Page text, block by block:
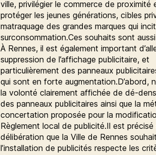
ville, privilégier le commerce de proximité
protéger les jeunes générations, cibles
matraquage des grandes marques qui
surconsommation.Ces souhaits sont
À Rennes, il est également important
suppression de l’affichage publicitaire, et
particulièrement des panneaux
qui sont en forte augmentation.D’abord,
la volonté clairement affichée de dé-
des panneaux publicitaires ainsi que la
concertation proposée pour la
Règlement local de publicité.Il est précisé
délibération que la Ville de Rennes
l’installation de publicités respecte les